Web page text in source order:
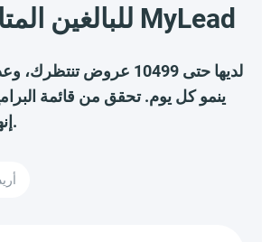
للبالغين المتاحة على MyLead
ينمو كل يوم. تحقق من قائمة البرامج
إنها تستحق ذلك.